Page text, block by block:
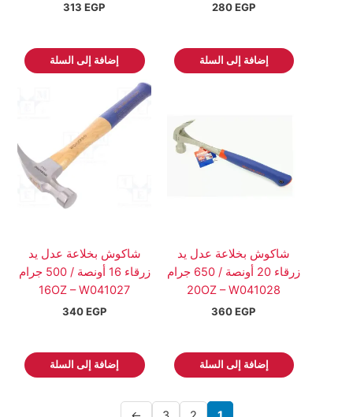
280EGP
إضافة إلى السلة
313EGP
إضافة إلى السلة
شاكوش بخلاعة عدل يد
زرقاء 20 أونصة / 650 جرام
20OZ – W041028
360EGP
إضافة إلى السلة
شاكوش بخلاعة عدل يد
زرقاء 16 أونصة / 500 جرام
16OZ – W041027
340EGP
إضافة إلى السلة